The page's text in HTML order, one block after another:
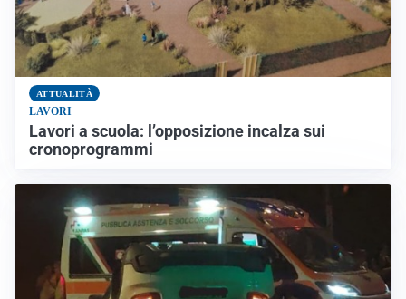
ATTUALITÀ
LAVORI
Lavori a scuola: l’opposizione incalza sui
cronoprogrammi